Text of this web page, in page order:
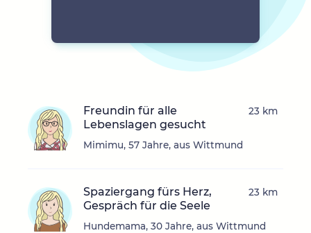
Freundin für alle
Lebenslagen gesucht
Mimimu, 57 Jahre, aus Wittmund
23 km
Spaziergang fürs Herz,
Gespräch für die Seele
Hundemama, 30 Jahre, aus Wittmund
23 km